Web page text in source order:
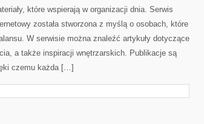
które wspierają w organizacji dnia. Serwis
została stworzona z myślą o osobach, które
W serwisie można znaleźć artykuły dotyczące
a także inspiracji wnętrzarskich. Publikacje są
czemu każda […]